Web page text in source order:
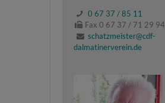
0 67 37 / 85 11
Fax 0 67 37 / 71 29 94
schatzmeister@cdf-
dalmatinerverein.de